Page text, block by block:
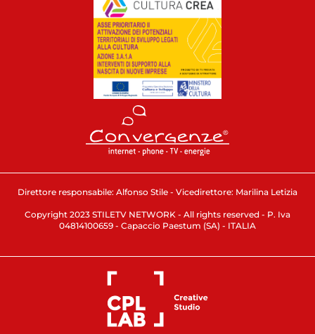
Direttore responsabile: Alfonso Stile - Vicedirettore: Marilina Letizia
Copyright 2023 STILETV NETWORK - All rights reserved - P. Iva
04814100659 - Capaccio Paestum (SA) - ITALIA